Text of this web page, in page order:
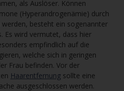
als Auslöser. Können
(Hyperandrogenämie) durch
besteht ein sogenannter
Es wird vermutet, dass hier
empfindlich auf die
welche sich in geringen
Frau befinden. Vor der
Haarentfernungsollte eine
ausgeschlossen werden.